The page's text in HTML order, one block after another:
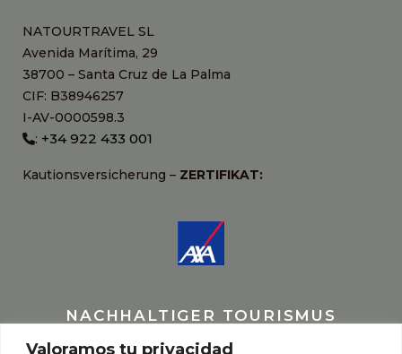
Valoramos tu privacidad
NATOURTRAVEL SL
Avenida Marítima, 29
38700 – Santa Cruz de La Palma
CIF: B38946257
I-AV-0000598.3
: +34 922 433 001
Kautionsversicherung – ZERTIFIKAT:
NACHHALTIGER TOURISMUS